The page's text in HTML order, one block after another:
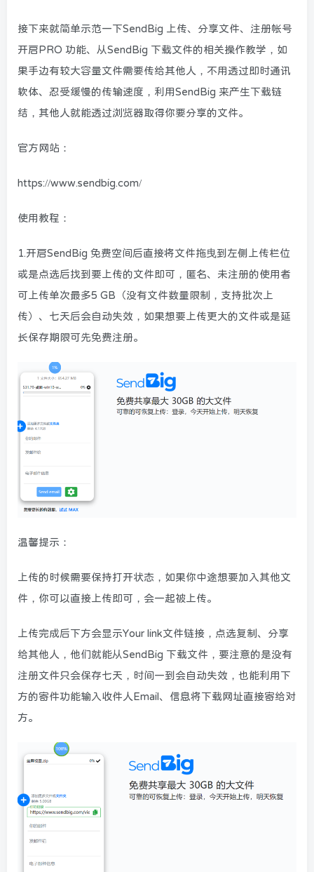
接下来就简单示范一下SendBig 上传、分享文件、注册帐号
开启PRO 功能、从SendBig 下载文件的相关操作教学，如
果手边有较大容量文件需要传给其他人，不用透过即时通讯
软体、忍受缓慢的传输速度，利用SendBig 来产生下载链
结，其他人就能透过浏览器取得你要分享的文件。
官方网站：
https://www.sendbig.com/
使用教程：
1.开启SendBig 免费空间后直接将文件拖曳到左侧上传栏位
或是点选后找到要上传的文件即可，匿名、未注册的使用者
可上传单次最多5 GB（没有文件数量限制，支持批次上
传）、七天后会自动失效，如果想要上传更大的文件或是延
长保存期限可先免费注册。
温馨提示：
上传的时候需要保持打开状态，如果你中途想要加入其他文
件，你可以直接上传即可，会一起被上传。
上传完成后下方会显示Your link文件链接，点选复制、分享
给其他人，他们就能从SendBig 下载文件，要注意的是没有
注册文件只会保存七天，时间一到会自动失效，也能利用下
方的寄件功能输入收件人Email、信息将下载网址直接寄给对
方。